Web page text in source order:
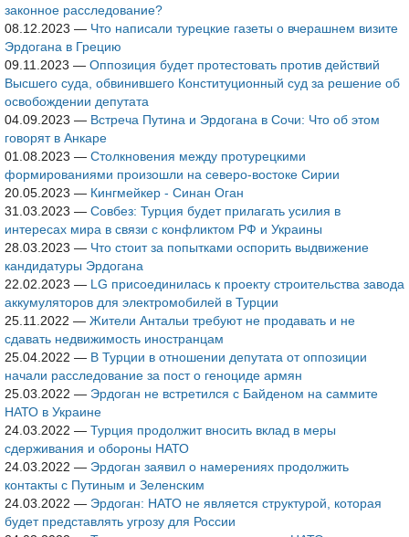
законное расследование?
08.12.2023 — Что написали турецкие газеты о вчерашнем визите
Эрдогана в Грецию
09.11.2023 — Оппозиция будет протестовать против действий
Высшего суда, обвинившего Конституционный суд за решение об
освобождении депутата
04.09.2023 — Встреча Путина и Эрдогана в Сочи: Что об этом
говорят в Анкаре
01.08.2023 — Столкновения между протурецкими
формированиями произошли на северо-востоке Сирии
20.05.2023 — Кингмейкер - Синан Оган
31.03.2023 — Совбез: Турция будет прилагать усилия в
интересах мира в связи с конфликтом РФ и Украины
28.03.2023 — Что стоит за попытками оспорить выдвижение
кандидатуры Эрдогана
22.02.2023 — LG присоединилась к проекту строительства завода
аккумуляторов для электромобилей в Турции
25.11.2022 — Жители Антальи требуют не продавать и не
сдавать недвижимость иностранцам
25.04.2022 — В Турции в отношении депутата от оппозиции
начали расследование за пост о геноциде армян
25.03.2022 — Эрдоган не встретился с Байденом на саммите
НАТО в Украине
24.03.2022 — Турция продолжит вносить вклад в меры
сдерживания и обороны НАТО
24.03.2022 — Эрдоган заявил о намерениях продолжить
контакты с Путиным и Зеленским
24.03.2022 — Эрдоган: НАТО не является структурой, которая
будет представлять угрозу для России